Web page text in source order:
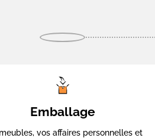
Emballage
vos affaires personnelles et